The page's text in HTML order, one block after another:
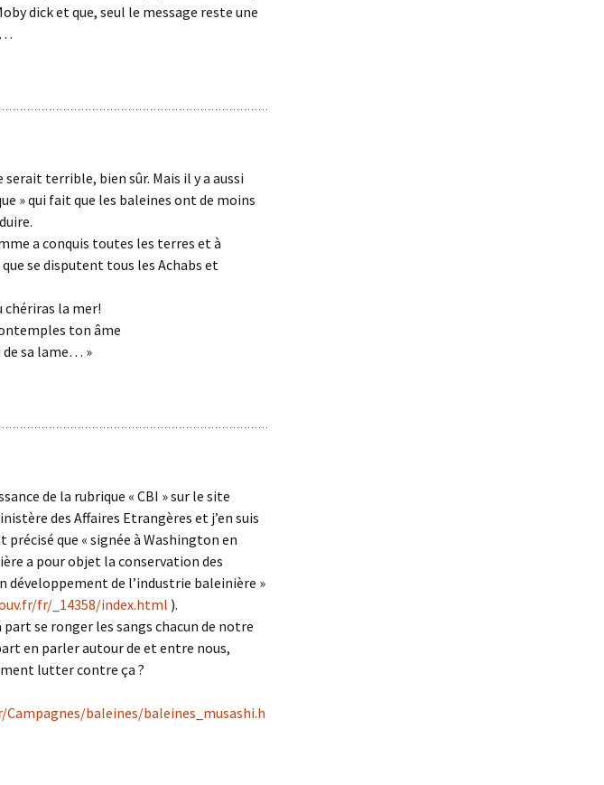
dick et que, seul le message reste une
terrible, bien sûr. Mais il y a aussi
» qui fait que les baleines ont de moins
a conquis toutes les terres et à
se disputent tous les Achabs et
la mer!
ton âme
sa lame… »
de la rubrique « CBI » sur le site
des Affaires Etrangères et j’en suis
précisé que « signée à Washington en
a pour objet la conservation des
développement de l’industrie baleinière »
fr/_14358/index.html ).
part se ronger les sangs chacun de notre
en parler autour de et entre nous,
lutter contre ça ?
baleines/baleines_musashi.h